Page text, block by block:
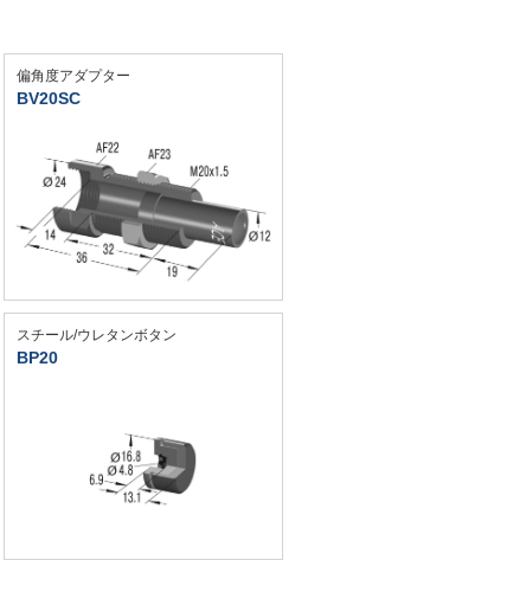
偏角度アダプター
BV20SC
スチール/ウレタンボタン
BP20